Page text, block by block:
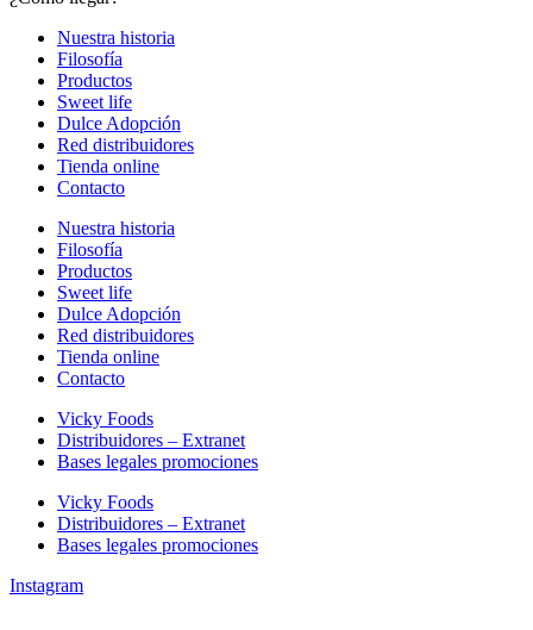
Nuestra historia
Filosofía
Productos
Sweet life
Dulce Adopción
Red distribuidores
Tienda online
Contacto
Nuestra historia
Filosofía
Productos
Sweet life
Dulce Adopción
Red distribuidores
Tienda online
Contacto
Vicky Foods
Distribuidores – Extranet
Bases legales promociones
Vicky Foods
Distribuidores – Extranet
Bases legales promociones
Instagram